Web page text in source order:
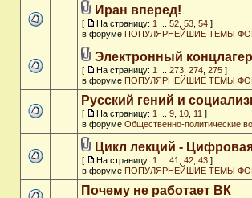
Иран вперед!
[ На страницу: 1 52 53 54 ]
в форуме ПОПУЛЯРНЕЙШИЕ ТЕМЫ
Электронный
[ На страницу: 1 273 274 275 ]
в форуме ПОПУЛЯРНЕЙШИЕ ТЕМЫ
Русский гений и
[ На страницу: 1 9 10 11 ]
в форуме Общественно-политические
Цикл лекций -
[ На страницу: 1 41 42 43 ]
в форуме ПОПУЛЯРНЕЙШИЕ ТЕМЫ
Почему не работает ВК